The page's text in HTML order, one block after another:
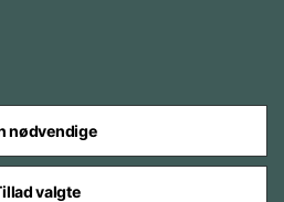
nødvendige
valgte